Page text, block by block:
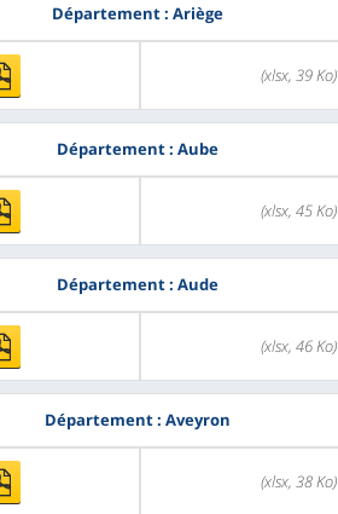
Département : Ariège
(xlsx, 39 Ko)
Département : Aube
(xlsx, 45 Ko)
Département : Aude
(xlsx, 46 Ko)
Département : Aveyron
(xlsx, 38 Ko)